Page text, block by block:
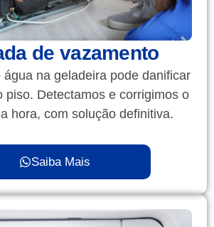
de vazamento
água na geladeira pode danificar
piso. Detectamos e corrigimos o
hora, com solução definitiva.
Saiba Mais